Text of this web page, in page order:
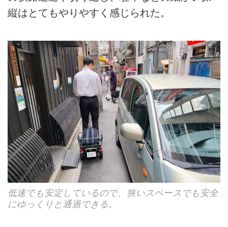
縦はとてもやりやすく感じられた。
低速でも安定しているので、狭いスペースでも安全
にゆっくりと通過できる。